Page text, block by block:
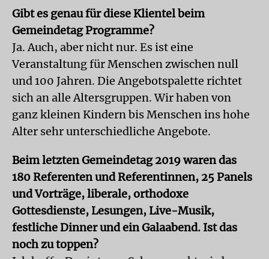
Gibt es genau für diese Klientel beim
Gemeindetag Programme?
Ja. Auch, aber nicht nur. Es ist eine
Veranstaltung für Menschen zwischen null
und 100 Jahren. Die Angebotspalette richtet
sich an alle Altersgruppen. Wir haben von
ganz kleinen Kindern bis Menschen ins hohe
Alter sehr unterschiedliche Angebote.
Beim letzten Gemeindetag 2019 waren das
180 Referenten und Referentinnen, 25 Panels
und Vorträge, liberale, orthodoxe
Gottesdienste, Lesungen, Live-Musik,
festliche Dinner und ein Galaabend. Ist das
noch zu toppen?